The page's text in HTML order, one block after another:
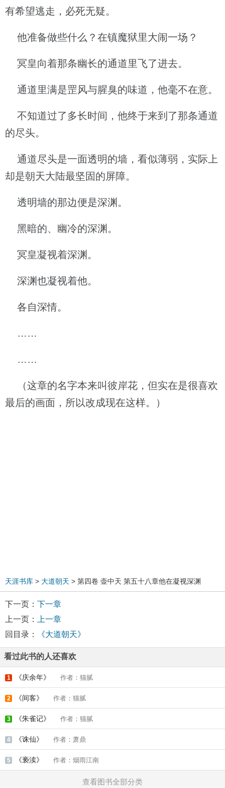
有希望逃走，必死无疑。
他准备做些什么？在镇魔狱里大闹一场？
冥皇向着那条幽长的通道里飞了进去。
通道里满是罡风与腥臭的味道，他毫不在意。
不知道过了多长时间，他终于来到了那条通道
的尽头。
通道尽头是一面透明的墙，看似薄弱，实际上
却是朝天大陆最坚固的屏障。
透明墙的那边便是深渊。
黑暗的、幽冷的深渊。
冥皇凝视着深渊。
深渊也凝视着他。
各自深情。
……
……
（这章的名字本来叫彼岸花，但实在是很喜欢
最后的画面，所以改成现在这样。）
天涯书库 > 大道朝天 > 第四卷 壶中天 第五十八章他在凝视深渊
下一页： 下一章
上一页：
上一章
回目录：
《大道朝天》
看过此书的人还喜欢
1 《庆余年》 作者：猫腻
2 《间客》 作者：猫腻
3 《朱雀记》 作者：猫腻
4 《诛仙》 作者：萧鼎
5 《亵渎》 作者：烟雨江南
查看图书全部分类